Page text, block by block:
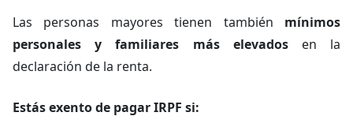
Las personas mayores tienen también mínimos
personales y familiares más elevadosen la
declaración de la renta.
Estás exento de pagar IRPF si: